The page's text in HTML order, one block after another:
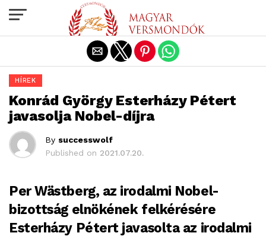
HÍREK
Konrád György Esterházy Pétert
javasolja Nobel-díjra
By successwolf
Published on 2021.07.20.
Per Wästberg, az irodalmi Nobel-
bizottság elnökének felkérésére
Esterházy Pétert javasolta az irodalmi
Exit mobile version